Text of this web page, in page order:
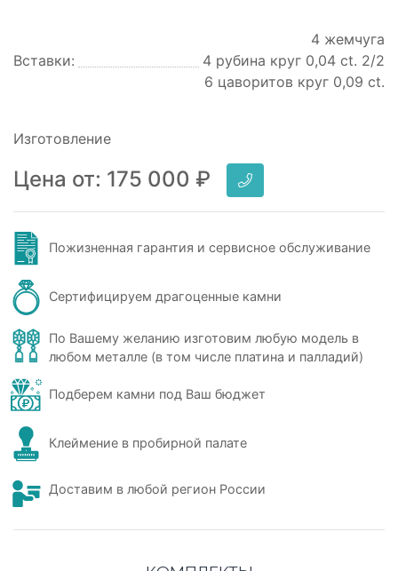
Вставки:
4 жемчуга
4 рубина круг 0,04 ct. 2/2
6 цаворитов круг 0,09 ct.
Изготовление
Цена от: 175 000 ₽
Пожизненная гарантия и сервисное обслуживание
Сертифицируем драгоценные камни
По Вашему желанию изготовим любую модель в
любом металле (в том числе платина и палладий)
Подберем камни под Ваш бюджет
Клеймение в пробирной палате
Доставим в любой регион России